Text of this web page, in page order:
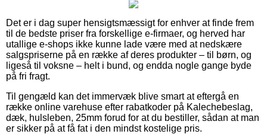
Det er i dag super hensigtsmæssigt for enhver at finde frem
til de bedste priser fra forskellige e-firmaer, og herved har
utallige e-shops ikke kunne lade være med at nedskære
salgspriserne på en række af deres produkter – til børn, og
ligeså til voksne – helt i bund, og endda nogle gange byde
på fri fragt.
Til gengæld kan det immervæk blive smart at eftergå en
række online varehuse efter rabatkoder på Kalechebeslag,
dæk, hulsleben, 25mm forud for at du bestiller, sådan at man
er sikker på at få fat i den mindst kostelige pris.